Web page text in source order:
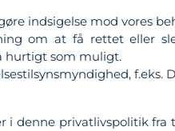
indsigelse mod vores
om at få rettet eller
hurtigt som muligt.
f.eks.
denne privatlivspolitik